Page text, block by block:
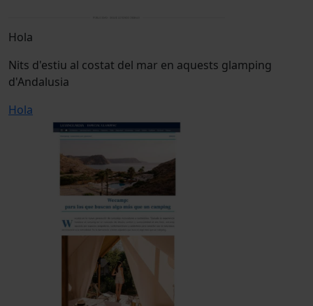
Hola
Nits d'estiu al costat del mar en aquests glamping
d'Andalusia
Hola